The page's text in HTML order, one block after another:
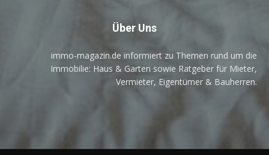
Über Uns
immo-magazin.de informiert zu Themen rund um die
Immobilie: Haus & Garten sowie Ratgeber für Mieter,
Vermieter, Eigentümer & Bauherren.